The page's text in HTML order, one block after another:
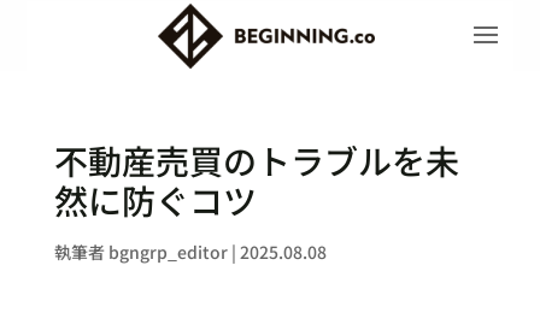
不動産売買のトラブルを未
然に防ぐコツ
執筆者 bgngrp_editor| 2025.08.08